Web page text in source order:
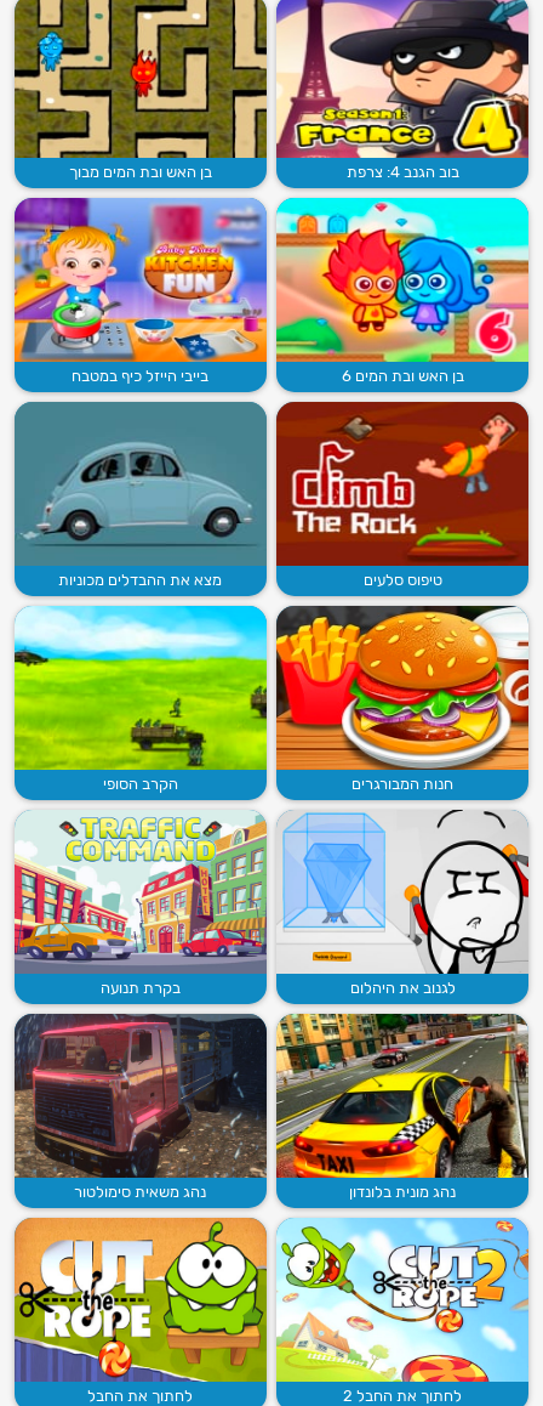
בוב הגנב 4: צרפת בן האש ובת המים מבוך
בן האש ובת המים 6 בייבי הייזל כיף במטבח
טיפוס סלעים מצא את ההבדלים מכוניות
חנות המבורגרים הקרב הסופי
לגנוב את היהלום בקרת תנועה
נהג מונית בלונדון נהג משאית סימולטור
לחתוך את החבל 2 לחתוך את החבל